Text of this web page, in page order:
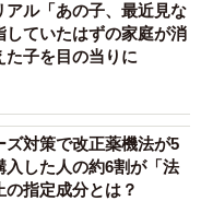
アル「あの子、最近見な
ていたはずの家庭が消
子を目の当りに
対策で改正薬機法が5
入した人の約6割が「法
指定成分とは？